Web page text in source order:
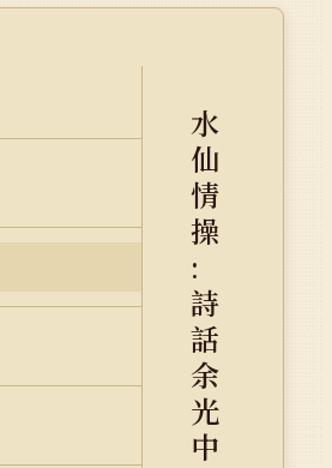
水
仙
情
操
:
詩
話
余
光
中